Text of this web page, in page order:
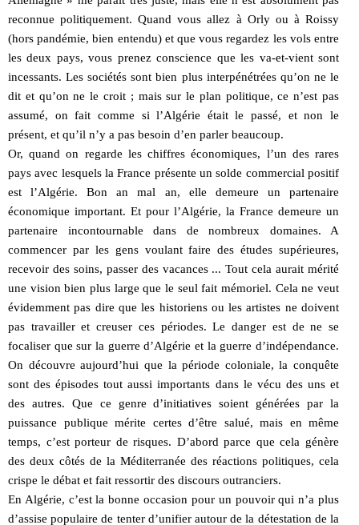
reconnue politiquement. Quand vous allez à Orly ou à Roissy
(hors pandémie, bien entendu) et que vous regardez les vols entre
les deux pays, vous prenez conscience que les va-et-vient sont
incessants. Les sociétés sont bien plus interpénétrées qu’on ne le
dit et qu’on ne le croit ; mais sur le plan politique, ce n’est pas
assumé, on fait comme si l’Algérie était le passé, et non le
présent, et qu’il n’y a pas besoin d’en parler beaucoup.
Or, quand on regarde les chiffres économiques, l’un des rares
pays avec lesquels la France présente un solde commercial positif
est l’Algérie. Bon an mal an, elle demeure un partenaire
économique important. Et pour l’Algérie, la France demeure un
partenaire incontournable dans de nombreux domaines. A
commencer par les gens voulant faire des études supérieures,
recevoir des soins, passer des vacances ... Tout cela aurait mérité
une vision bien plus large que le seul fait mémoriel. Cela ne veut
évidemment pas dire que les historiens ou les artistes ne doivent
pas travailler et creuser ces périodes. Le danger est de ne se
focaliser que sur la guerre d’Algérie et la guerre d’indépendance.
On découvre aujourd’hui que la période coloniale, la conquête
sont des épisodes tout aussi importants dans le vécu des uns et
des autres. Que ce genre d’initiatives soient générées par la
puissance publique mérite certes d’être salué, mais en même
temps, c’est porteur de risques. D’abord parce que cela génère
des deux côtés de la Méditerranée des réactions politiques, cela
crispe le débat et fait ressortir des discours outranciers.
En Algérie, c’est la bonne occasion pour un pouvoir qui n’a plus
d’assise populaire de tenter d’unifier autour de la détestation de la